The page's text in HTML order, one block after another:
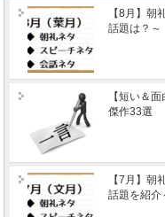
【8月】
話題は？～
【短い＆
傑作33選
【7月】
話題を紹介